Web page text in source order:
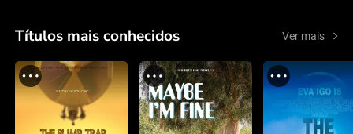
Títulos mais conhecidos Ver mais